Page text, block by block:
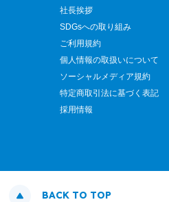
社長挨拶
SDGsへの取り組み
ご利用規約
個人情報の取扱いについて
ソーシャルメディア規約
特定商取引法に基づく表記
採用情報
BACK TO TOP